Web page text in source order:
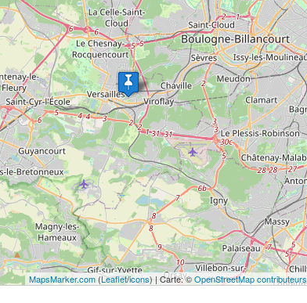
MapsMarker.com(Leaflet/icons) | Carte: ©OpenStreetMap contributeurs